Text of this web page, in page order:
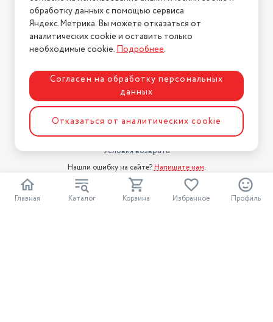
Главная Каталог Корзина Избранное Профиль
Магазины
Бренды
Блог
Информация
Условия оплаты
Условия доставки
Условия возврата
Нашли ошибку на сайте? Напишите нам.
2026 © Интернет-магазин "АстМаркет". У нас есть всё!
обработку данных с помощью сервиса
Яндекс.Метрика. Вы можете отказаться от
аналитических cookie и оставить только
необходимые cookie.Подробнее.
Согласен на обработку персональных
данных
Отказаться от аналитических cookie